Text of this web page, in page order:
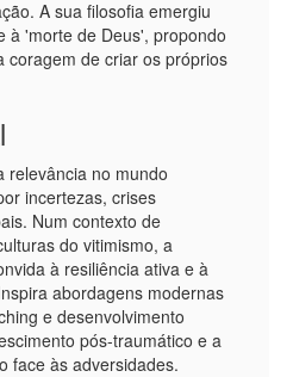
A sua filosofia emergiu
à 'morte de Deus', propondo
coragem de criar os próprios
relevância no mundo
incertezas, crises
Num contexto de
do vitimismo, a
à resiliência ativa e à
abordagens modernas
e desenvolvimento
pós-traumático e a
face às adversidades.